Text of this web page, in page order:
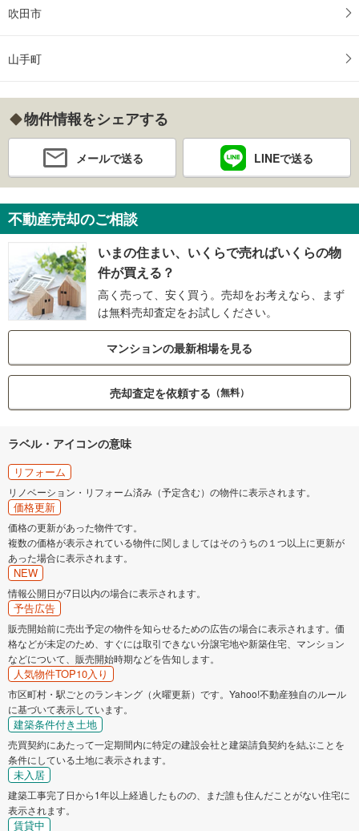
吹田市
山手町
物件情報をシェアする
メールで送る LINEで送る
不動産売却のご相談
いまの住まい、いくらで売ればいくらの物
件が買える？
高く売って、安く買う。売却をお考えなら、まず
は無料売却査定をお試しください。
マンションの最新相場を見る
売却査定を依頼する （無料）
ラベル・アイコンの意味
リフォーム
リノベーション・リフォーム済み（予定含む）の物件に表示されます。
価格更新
価格の更新があった物件です。
複数の価格が表示されている物件に関しましてはそのうちの１つ以上に更新が
あった場合に表示されます。
NEW
情報公開日が7日以内の場合に表示されます。
予告広告
販売開始前に売出予定の物件を知らせるための広告の場合に表示されます。価
格などが未定のため、すぐには取引できない分譲宅地や新築住宅、マンション
などについて、販売開始時期などを告知します。
人気物件TOP10入り
市区町村・駅ごとのランキング（火曜更新）です。Yahoo!不動産独自のルール
に基づいて表示しています。
建築条件付き土地
売買契約にあたって一定期間内に特定の建設会社と建築請負契約を結ぶことを
条件にしている土地に表示されます。
未入居
建築工事完了日から1年以上経過したものの、まだ誰も住んだことがない住宅に
表示されます。
賃貸中